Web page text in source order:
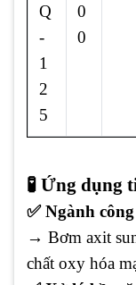
Q
-
1
2
5
0
0
🧪 Ứng dụng
✅ Ngành
→ Bơm axit
chất oxy hóa